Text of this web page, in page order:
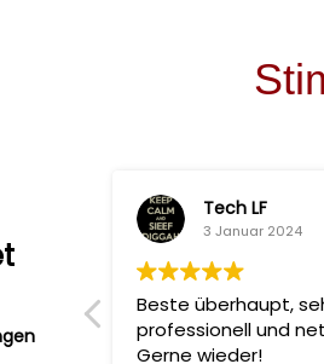
Set.
Tech LF
3 Januar 2024
Beste überhaupt,
professionell und
Gerne wieder!